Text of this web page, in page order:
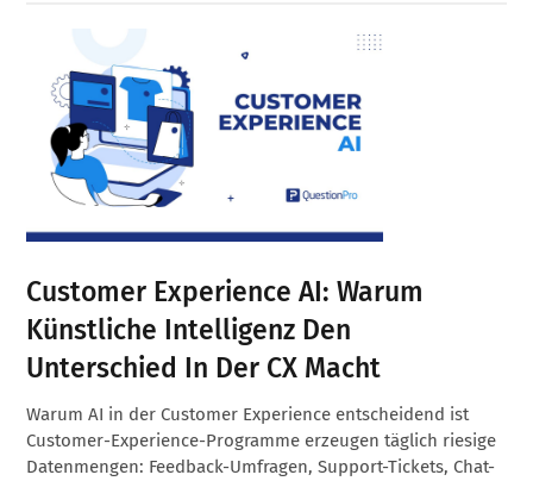
Customer Experience AI: Warum
Künstliche Intelligenz Den
Unterschied In Der CX Macht
Warum AI in der Customer Experience entscheidend ist
Customer-Experience-Programme erzeugen täglich riesige
Datenmengen: Feedback-Umfragen, Support-Tickets, Chat-